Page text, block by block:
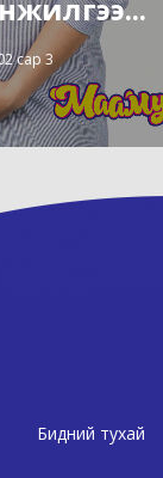
сар 3
Бидний тухай